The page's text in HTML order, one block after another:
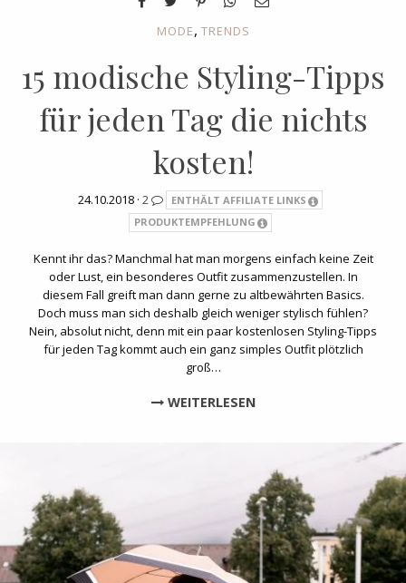
MODE, TRENDS
15 modische Styling-Tipps
für jeden Tag die nichts
kosten!
24.10.2018 · 2
ENTHÄLT AFFILIATE LINKS
PRODUKTEMPFEHLUNG
Kennt ihr das? Manchmal hat man morgens einfach keine Zeit
oder Lust, ein besonderes Outfit zusammenzustellen. In
diesem Fall greift man dann gerne zu altbewährten Basics.
Doch muss man sich deshalb gleich weniger stylisch fühlen?
Nein, absolut nicht, denn mit ein paar kostenlosen Styling-Tipps
für jeden Tag kommt auch ein ganz simples Outfit plötzlich
groß…
WEITERLESEN